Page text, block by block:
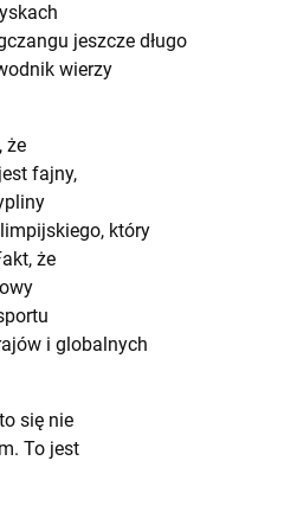
jeszcze długo
wierzy
że
fajny,
który
że
i globalnych
się nie
To jest